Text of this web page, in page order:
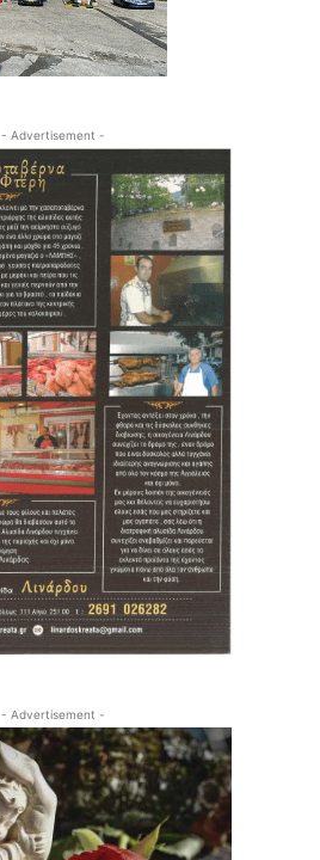
- Advertisement -
- Advertisement -